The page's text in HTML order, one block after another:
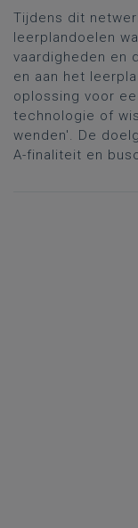
oplossing voor
Tijdens dit
leerplandoelen
vaardigheden en
en aan het
oplossing voor
technologie of
wenden'. De
A-finaliteit en